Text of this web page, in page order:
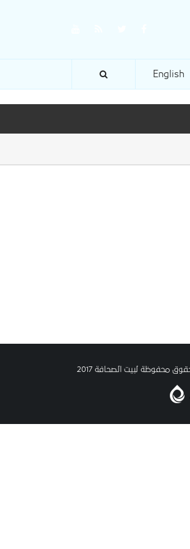
English
محفوظة لبيت الصحافة 2017